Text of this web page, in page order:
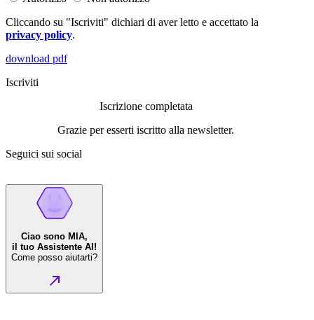
Cliccando su "Iscriviti" dichiari di aver letto e accettato la
privacy policy.
download pdf
Iscriviti
Iscrizione completata
Grazie per esserti iscritto alla newsletter.
Seguici sui social
Ciao sono MIA,
il tuo Assistente AI!
Come posso aiutarti?